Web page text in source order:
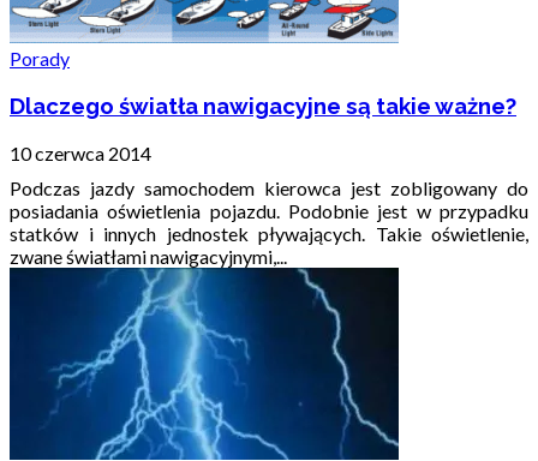
Porady
Dlaczego światła nawigacyjne są takie ważne?
10 czerwca 2014
Podczas jazdy samochodem kierowca jest zobligowany do
posiadania oświetlenia pojazdu. Podobnie jest w przypadku
statków i innych jednostek pływających. Takie oświetlenie,
zwane światłami nawigacyjnymi,...